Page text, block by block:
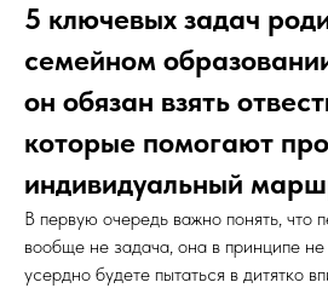
5 ключевых задач
семейном
он обязан взять
которые помогают
индивидуальный
В первую очередь важно понять, что
вообще не задача, она в принципе
усердно будете пытаться в дитятко